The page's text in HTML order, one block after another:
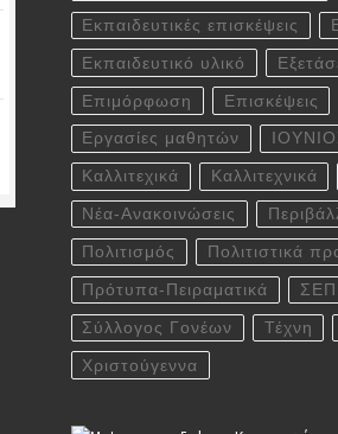
Εκπαιδευτικές επισκέψεις
Εκπαιδευτικό υλικό
Επιμόρφωση Επισκέψεις
Εργασίες μαθητών
Καλλιτεχικά Καλλιτεχνικά
Νέα-Ανακοινώσεις
Πολιτισμός Πολιτιστικά
Πρότυπα-Πειραματικά ΣΕΠ
Σύλλογος Γονέων Τέχνη
Χριστούγεννα